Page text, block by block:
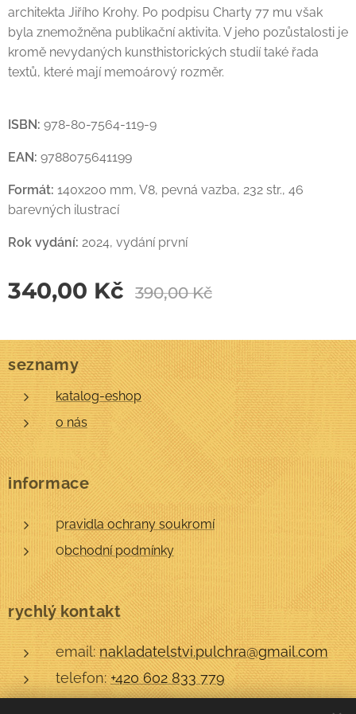
architekta Jiřího Krohy. Po podpisu Charty 77 mu však
byla znemožněna publikační aktivita. V jeho pozůstalosti je
kromě nevydaných kunsthistorických studií také řada
textů, které mají memoárový rozměr.
ISBN: 978-80-7564-119-9
EAN: 9788075641199
Formát: 140x200 mm, V8, pevná vazba, 232 str., 46
barevných ilustrací
Rok vydání: 2024, vydání první
340,00 Kč 390,00Kč
seznamy
katalog-eshop
o nás
informace
pravidla ochrany soukromí
obchodní podmínky
rychlý kontakt
email:nakladatelstvi.pulchra@gmail.com
telefon:+420 602 833 779